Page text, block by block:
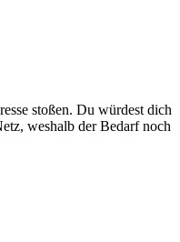
stoßen. Du würdest dich
weshalb der Bedarf noch